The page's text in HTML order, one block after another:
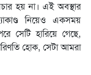
হয় না। এই অবস্থার
নিয়েও একসময়
সেটি হারিয়ে গেছে,
হোক, সেটা আমরা